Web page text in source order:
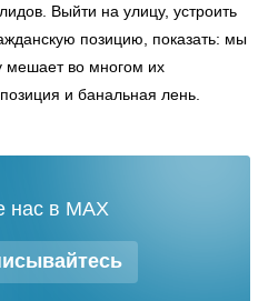
Выйти на улицу, устроить
позицию, показать: мы
мешает во многом их
и банальная лень.
нас в MAX